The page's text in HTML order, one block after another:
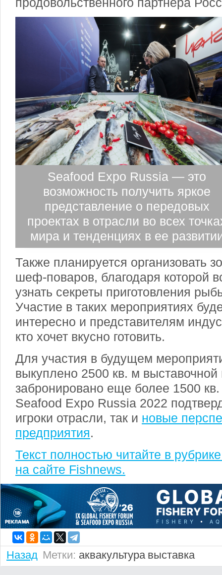
Seafood Expo Russia — это
возможность получить яркое
представление о передовых
проектах в отрасли во всех
мира и тенденциях в ее
Также планируется организовать
шеф-поваров, благодаря которой
узнать секреты приготовления
Участие в таких мероприятиях
интересно и представителям
кто хочет вкусно готовить.
Для участия в будущем
выкуплено 2500 кв. м
забронировано еще более 1500
Seafood Expo Russia 2022
игроки отрасли, так и новые
предприятия.
Текст полностью читайте в
на сайте Fishnews.
Назад Метки: аквакультура выставка